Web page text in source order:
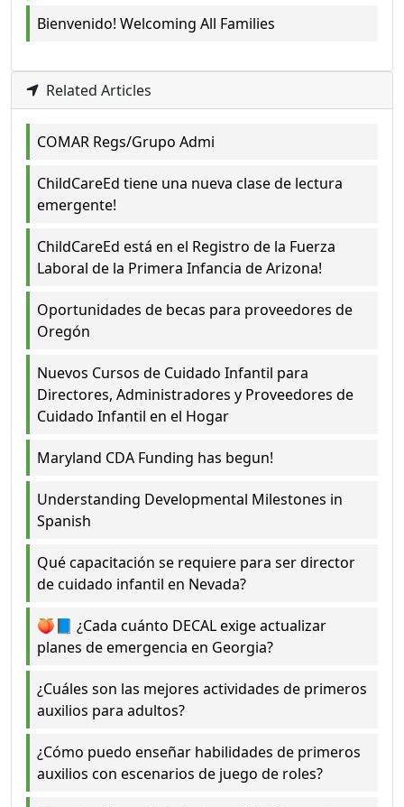
Bienvenido! Welcoming All Families
Related Articles
COMAR Regs/Grupo Admi
ChildCareEd tiene una nueva clase de lectura
emergente!
ChildCareEd está en el Registro de la Fuerza
Laboral de la Primera Infancia de Arizona!
Oportunidades de becas para proveedores de
Oregón
Nuevos Cursos de Cuidado Infantil para
Directores, Administradores y Proveedores de
Cuidado Infantil en el Hogar
Maryland CDA Funding has begun!
Understanding Developmental Milestones in
Spanish
Qué capacitación se requiere para ser director
de cuidado infantil en Nevada?
🍑📘 ¿Cada cuánto DECAL exige actualizar
planes de emergencia en Georgia?
¿Cuáles son las mejores actividades de primeros
auxilios para adultos?
¿Cómo puedo enseñar habilidades de primeros
auxilios con escenarios de juego de roles?